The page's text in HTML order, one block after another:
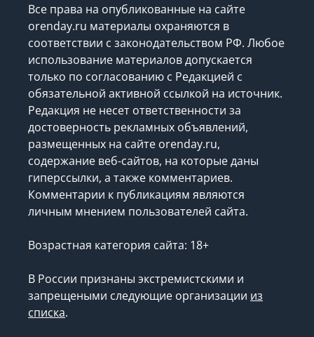
Все права на опубликованные на сайте
orenday.ru материалы охраняются в
соответствии с законодательством РФ. Любое
использование материалов допускается
только по согласованию с Редакцией с
обязательной активной ссылкой на источник.
Редакция не несет ответственности за
достоверность рекламных объявлений,
размещенных на сайте orenday.ru,
содержание веб-сайтов, на которые даны
гиперссылки, а также комментариев.
Комментарии к публикациям являются
личным мнением пользователей сайта.
Возрастная категория сайта: 18+
В России признаны экстремистскими и
запрещеными следующие организации из
списка.